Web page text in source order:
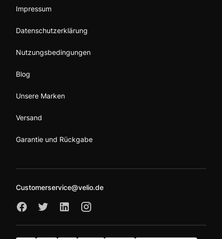
Impressum
Datenschutzerklärung
Nutzungsbedingungen
Blog
Unsere Marken
Versand
Garantie und Rückgabe
Customerservice@velio.de